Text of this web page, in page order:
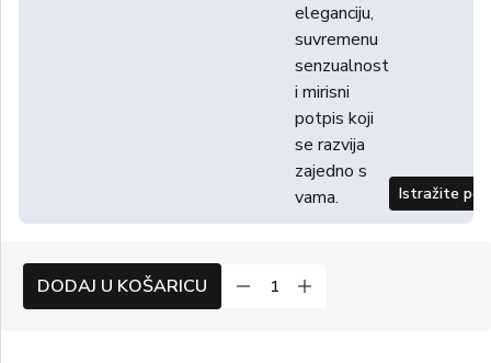
eleganciju,
suvremenu
senzualnost
i mirisni
potpis koji
se razvija
zajedno s
vama.
Istražite
DODAJ U KOŠARICU